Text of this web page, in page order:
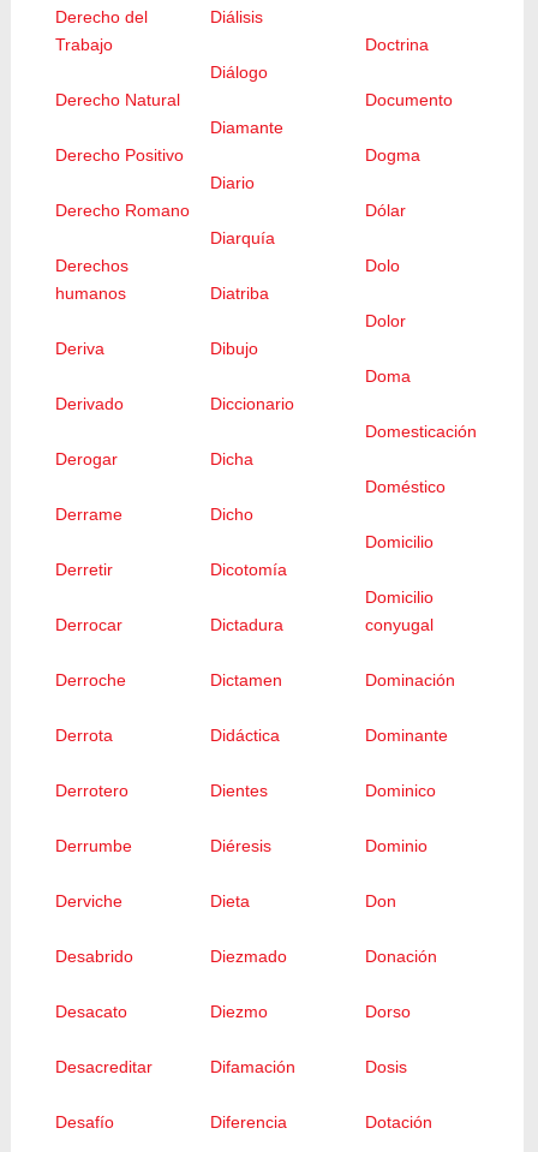
Derecho del
Trabajo
Derecho Natural
Derecho Positivo
Derecho Romano
Derechos
humanos
Deriva
Derivado
Derogar
Derrame
Derretir
Derrocar
Derroche
Derrota
Derrotero
Derrumbe
Derviche
Desabrido
Desacato
Desacreditar
Desafío
Diálisis
Diálogo
Diamante
Diario
Diarquía
Diatriba
Dibujo
Diccionario
Dicha
Dicho
Dicotomía
Dictadura
Dictamen
Didáctica
Dientes
Diéresis
Dieta
Diezmado
Diezmo
Difamación
Diferencia
Doctrina
Documento
Dogma
Dólar
Dolo
Dolor
Doma
Domesticación
Doméstico
Domicilio
Domicilio
conyugal
Dominación
Dominante
Dominico
Dominio
Don
Donación
Dorso
Dosis
Dotación